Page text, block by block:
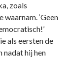
zoals
waarnam. ‘Geen
als eersten de
nadat hij hen